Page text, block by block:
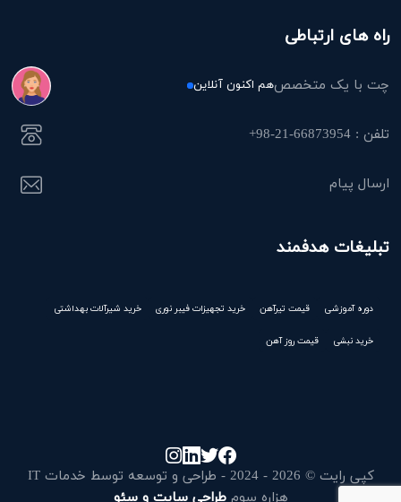
راه های ارتباطی
چت با یک متخصصهم اکنون آنلاین
تلفن : 66873954-21-98+
ارسال پیام
تبلیغات هدفمند
دوره آموزشی قیمت تیرآهن خرید تجهیزات فیبر نوری خرید شیرآلات بهداشتی
خرید نبشی قیمت روز آهن
کپی رایت © 2026 - 2024 - طراحی و توسعه توسط خدمات IT
هزاره سومطراحی سایت و سئو